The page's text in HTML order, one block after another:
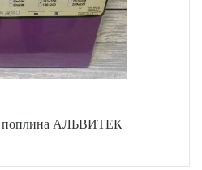
поплина АЛЬВИТЕК